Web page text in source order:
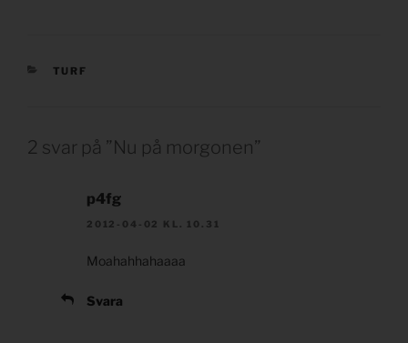
KATEGORIER
TURF
2 svar på ”Nu på morgonen”
p4fg
2012-04-02 KL. 10.31
Moahahhahaaaa
Svara